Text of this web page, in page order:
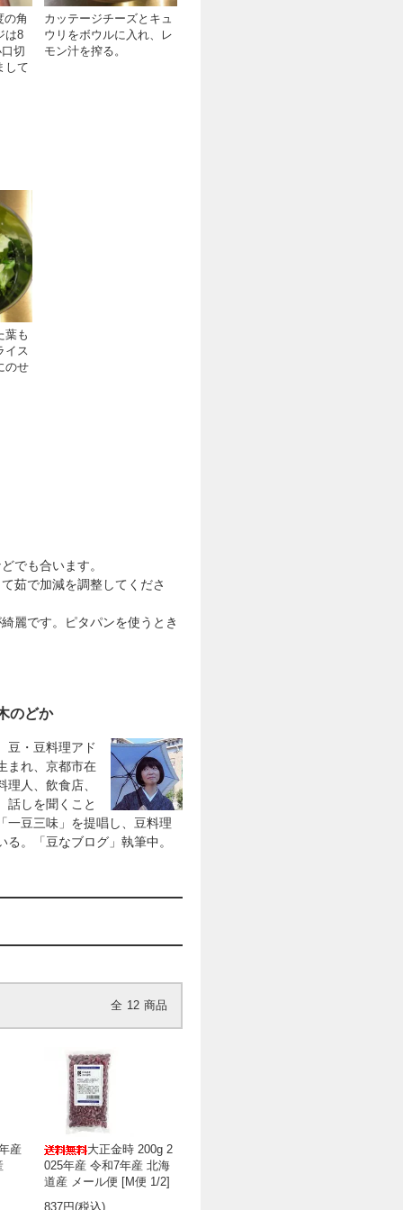
の角
は8
切
して
カッテージチーズとキュ
ウリをボウルに入れ、レ
モン汁を搾る。
葉も
イス
のせ
でも合います。
茹で加減を調整してくださ
麗です。ピタパンを使うとき
のどか
豆・豆料理アド
まれ、京都市在
人、飲食店、
話しを聞くこと
一豆三味」を提唱し、豆料理
る。「豆なブログ」執筆中。
全 12 商品
産
大正金時 200g 2
025年産 令和7年産 北海
道産 メール便 [M便 1/2]
837円(税込)